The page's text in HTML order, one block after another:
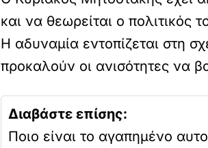
και να θεωρείται ο πολιτικός
Η αδυναμία εντοπίζεται στη
προκαλούν οι ανισότητες να
Διαβάστε επίσης:
Ποιο είναι το αγαπημένο